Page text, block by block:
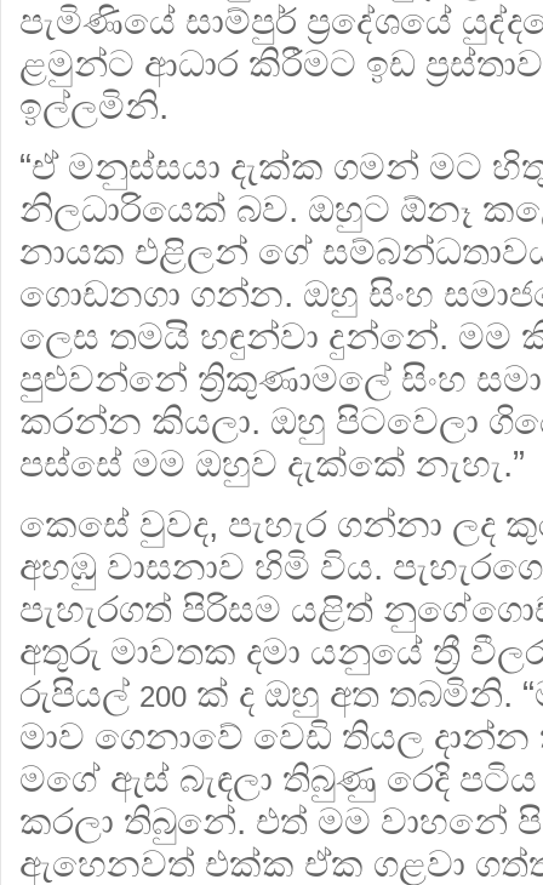
පැමිණියේ සාම්පුර් ප්‍රදේශයේ
ළමුන්ට ආධාර කිරීමට ඉඩ
ඉල්ලමිනි.
“ඒ මනුස්සයා දැක්ක ගමන් මට
නිලධාරියෙක් බව. ඔහුට ඕනෑ
නායක එළිලන් ගේ
ගොඩනගා ගන්න. ඔහු සිංහ
ලෙස තමයි හඳුන්වා දුන්නේ. මම
පුළුවන්නේ ත්‍රිකුණාමලේ සිංහ
කරන්න කියලා. ඔහු පිටවෙලා
පස්සේ මම ඔහුව දැක්කේ නැහැ.”
කෙසේ වුවද, පැහැර ගන්නා ලද
අහඹු වාසනාව හිමි විය.
පැහැරගත් පිරිසම යළිත්
අතුරු මාවතක දමා යනුයේ ත්‍රී
රුපියල් 200 ක් ද ඔහු අත තබමිනි.
මාව ගෙනාවේ වෙඩි තියල
මගේ ඇස් බැඳලා තිබුණු රෙදි
කරලා තිබුනේ. එත් මම වාහනේ
ඇහෙනවත් එක්ක ඒක ගළවා